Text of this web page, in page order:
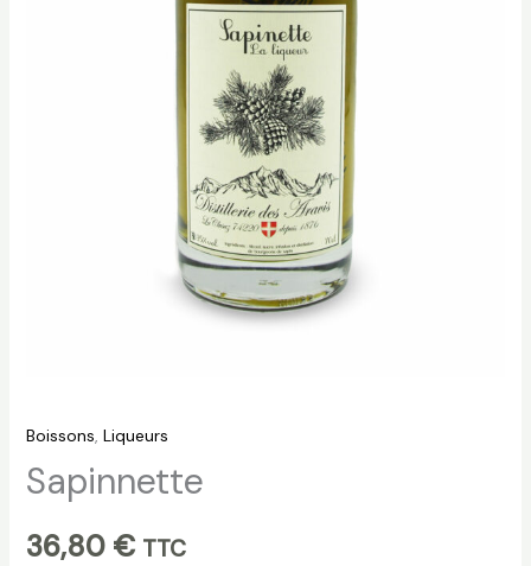
Boissons, Liqueurs
Sapinnette
36,80 € TTC